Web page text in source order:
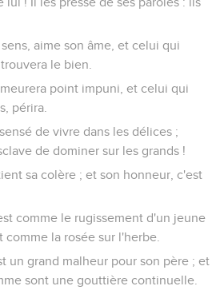
aime son âme, et celui qui
le bien.
point impuni, et celui qui
périra.
de vivre dans les délices ;
de dominer sur les grands !
sa colère ; et son honneur, c'est
comme le rugissement d'un jeune
comme la rosée sur l'herbe.
un grand malheur pour son père ; et
sont une gouttière continuelle.